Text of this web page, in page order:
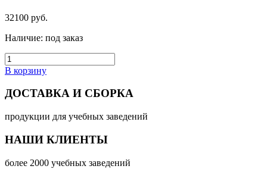
32100 руб.
Наличие: под заказ
В корзину
ДОСТАВКА И СБОРКА
продукции для учебных заведений
НАШИ КЛИЕНТЫ
более 2000 учебных заведений